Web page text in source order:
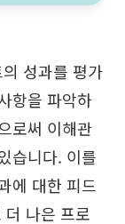
성과를 평가
항을 파악하
로써 이해관
습니다. 이를
에 대한 피드
나은 프로